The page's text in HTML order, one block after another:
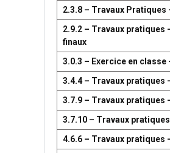
2.3.8 – Travaux
2.9.2 – Travaux
finaux
3.0.3 – Exercice en
3.4.4 – Travaux pratiques
3.7.9 – Travaux pratiques
3.7.10 – Travaux
4.6.6 – Travaux